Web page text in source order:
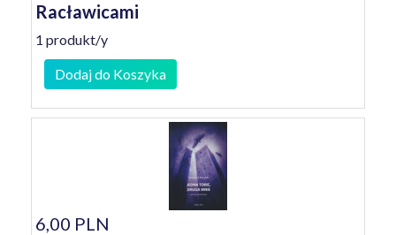
Racławicami
1 produkt/y
Dodaj do Koszyka
6,00 PLN